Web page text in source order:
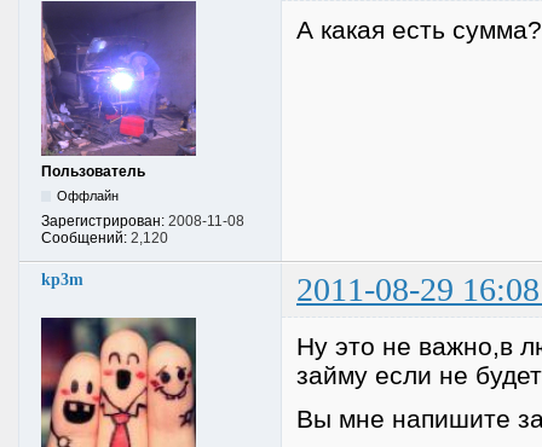
Пользователь
Оффлайн
Зарегистрирован: 2008-11-08
Сообщений: 2,120
А какая есть
kp3m 2011-08-29
Ну это не важно,в
займу если не
Вы мне напишите за